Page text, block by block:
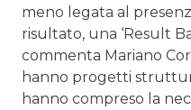
meno legata al
risultato, una ‘Result
commenta Mariano
hanno progetti
hanno compreso la